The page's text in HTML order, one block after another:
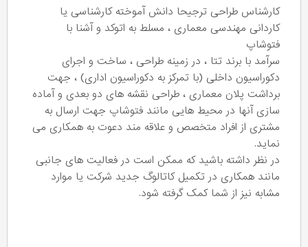
کارشناس طراحی ترجیحا دانش آموخته کارشناسی یا
کاردانی مهندسی معماری ، مسلط به اتوکد و آشنا با
فتوشاپ
سرآمد با برند تتا ، در زمینه طراحی ، ساخت و اجرای
دکوراسیون داخلی (با تمرکز به دکوراسیون اداری) ، جهت
برداشت پلان معماری ، طراحی نقشه های دو بعدی و آماده
سازی آنها در محیط هایی مانند فتوشاپ جهت ارسال به
مشتری از افراد متخصص و علاقه مند دعوت به همکاری می
نماید.
در نظر داشته باشید که ممکن است در فعالیت های جانبی
مانند همکاری در تکمیل کاتالوگ جدید شرکت یا موارد
مشابه نیز از شما کمک گرفته شود.